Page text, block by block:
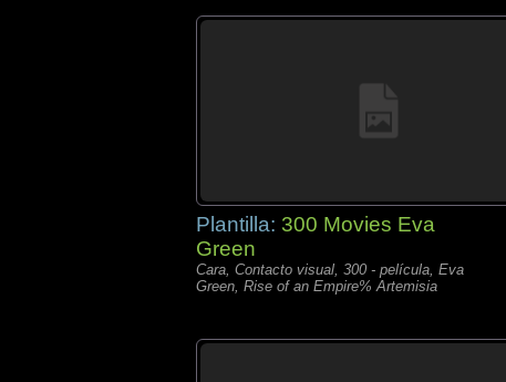
Plantilla: 300 Movies Eva
Green
Cara, Contacto visual, 300 - película, Eva
Green, Rise of an Empire% Artemisia